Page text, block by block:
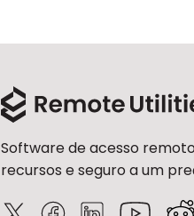
Software de acesso
recursos e seguro a um